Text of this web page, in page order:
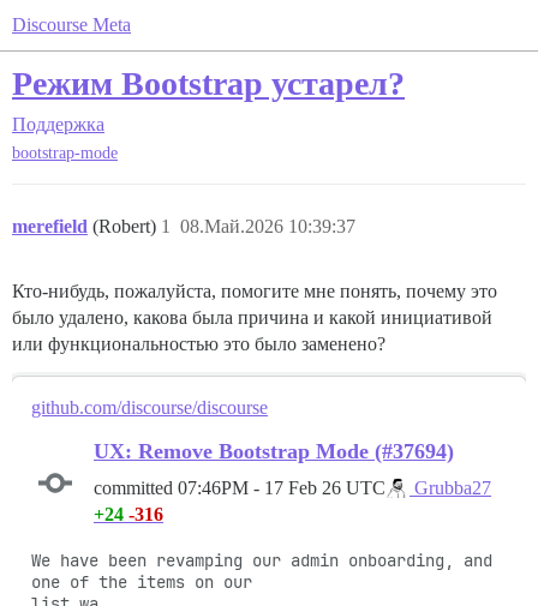
Discourse Meta
Режим Bootstrap устарел?
Поддержка
bootstrap-mode
merefield (Robert) 08.Май.2026 10:39:37
1
Кто-нибудь, пожалуйста, помогите мне понять, почему это
было удалено, какова была причина и какой инициативой
или функциональностью это было заменено?
github.com/discourse/discourse
UX: Remove Bootstrap Mode (#37694)
committed 07:46PM - 17 Feb 26 UTC
Grubba27
+24 -316
We have been revamping our admin onboarding, and
one of the items on our